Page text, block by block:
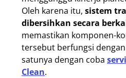
Oleh karena itu, sistem
dibersihkan secara
memastikan komponen-
tersebut berfungsi dengan
satunya dengan coba
Clean.